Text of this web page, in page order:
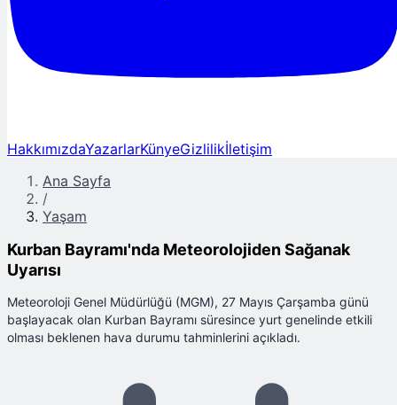
HakkımızdaYazarlarKünyeGizlilikİletişim
Ana Sayfa
/
Yaşam
Kurban Bayramı'nda Meteorolojiden Sağanak
Uyarısı
Meteoroloji Genel Müdürlüğü (MGM), 27 Mayıs Çarşamba günü
başlayacak olan Kurban Bayramı süresince yurt genelinde etkili
olması beklenen hava durumu tahminlerini açıkladı.